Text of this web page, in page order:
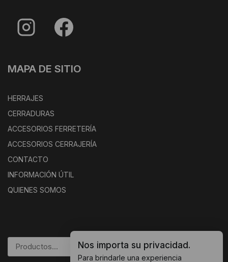
MAPA DE SITIO
HERRAJES
CERRADURAS
ACCESORIOS FERRETERÍA
ACCESORIOS CERRAJERÍA
CONTACTO
INFORMACIÓN ÚTIL
QUIENES SOMOS
BUSCAR
Nos importa su privacidad.
Para brindarle una experiencia